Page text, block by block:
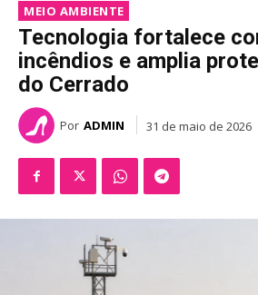
MEIO AMBIENTE
Tecnologia fortalece
incêndios e amplia
do Cerrado
Por ADMIN 31 de maio de 2026